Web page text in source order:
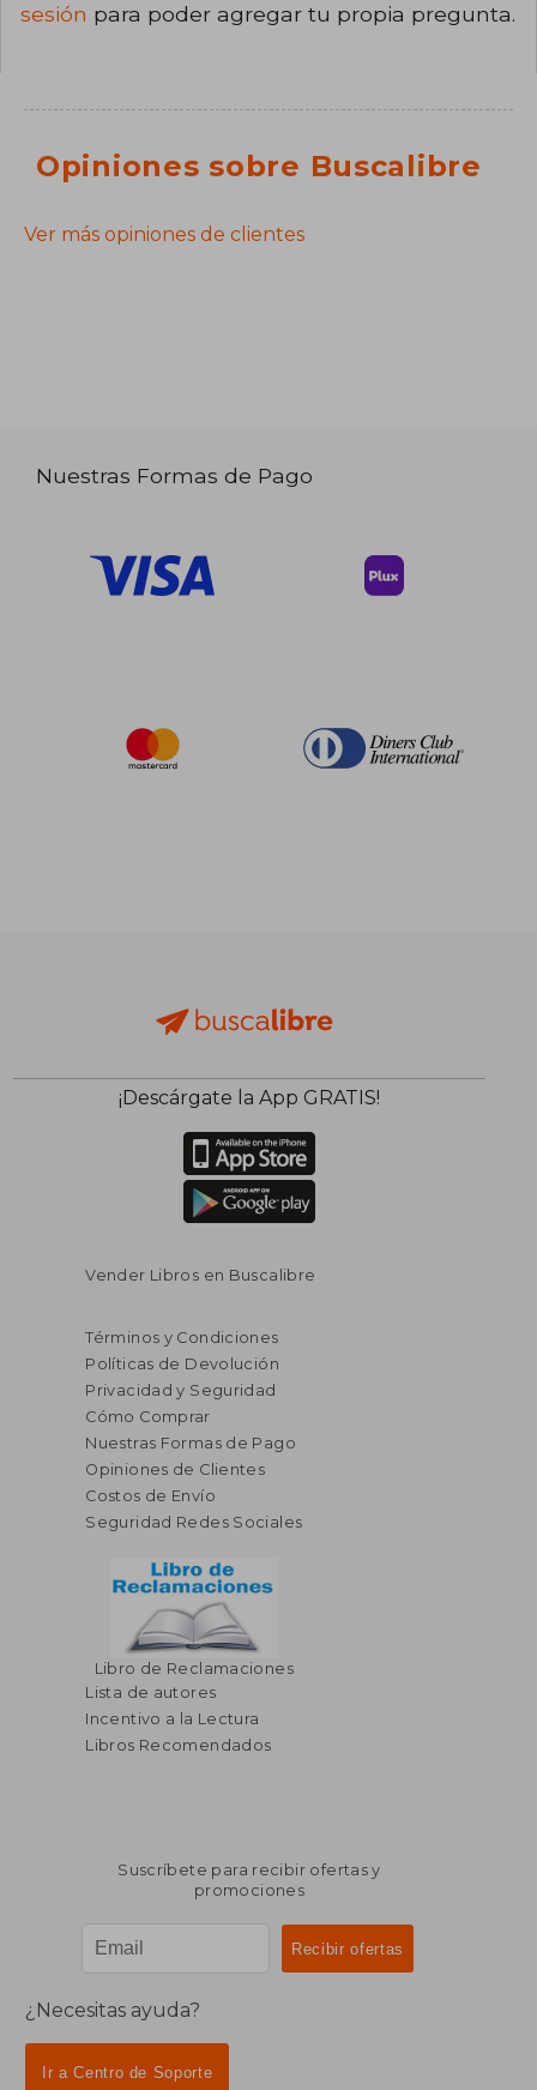
sesión para poder agregar tu propia pregunta.
Opiniones sobre Buscalibre
Ver más opiniones de clientes
Nuestras Formas de Pago
¡Descárgate la App GRATIS!
Vender Libros en Buscalibre
Términos y Condiciones
Políticas de Devolución
Privacidad y Seguridad
Cómo Comprar
Nuestras Formas de Pago
Opiniones de Clientes
Costos de Envío
Seguridad Redes Sociales
Libro de Reclamaciones
Lista de autores
Incentivo a la Lectura
Libros Recomendados
Suscríbete para recibir ofertas y
promociones
¿Necesitas ayuda?
Ir a Centro de Soporte